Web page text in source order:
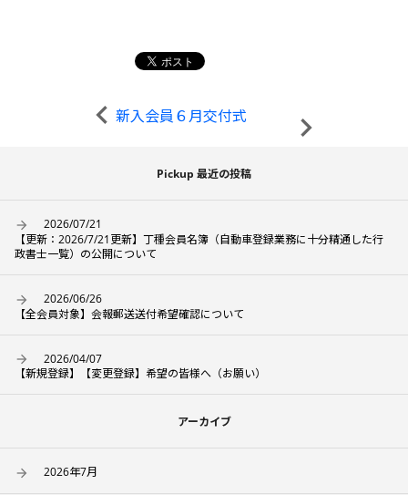
新入会員６月交付式
Pickup 最近の投稿
2026/07/21
【更新：2026/7/21更新】丁種会員名簿（自動車登録業務に十分精通した行
政書士一覧）の公開について
2026/06/26
【全会員対象】会報郵送送付希望確認について
2026/04/07
【新規登録】【変更登録】希望の皆様へ（お願い）
アーカイブ
2026年7月